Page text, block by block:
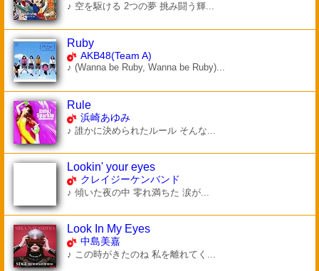
♪ 空を駆ける 2つの夢 挑み闘う輝...
Ruby
AKB48(Team A)
♪ (Wanna be Ruby, Wanna be Ruby)...
Rule
浜崎あゆみ
♪ 誰かに決められたルール そんな...
Lookin' your eyes
クレイジーケンバンド
♪ 傾いた夜の中 零れ満ちた 涙が...
Look In My Eyes
中島美嘉
♪ この時がきたのね 私を離れてく...